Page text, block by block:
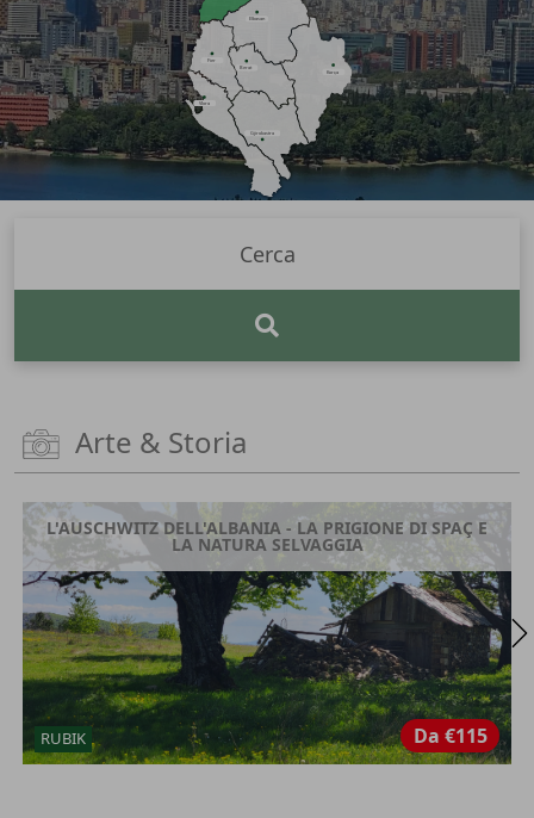
Elbasan
Berat
Fier
Korça
Vlora
Gjirokastra
Arte & Storia
L'AUSCHWITZ DELL'ALBANIA - LA PRIGIONE DI SPAÇ E
LA NATURA SELVAGGIA
RUBIK Da €115